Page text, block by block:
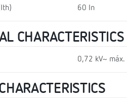
60 In
0,72 kV~ máx.